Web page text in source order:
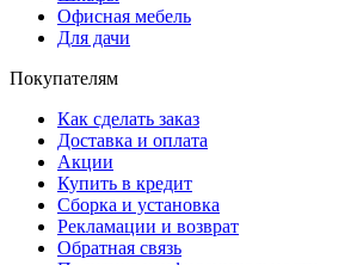
Офисная мебель
Для дачи
Покупателям
Как сделать заказ
Доставка и оплата
Акции
Купить в кредит
Сборка и установка
Рекламации и возврат
Обратная связь